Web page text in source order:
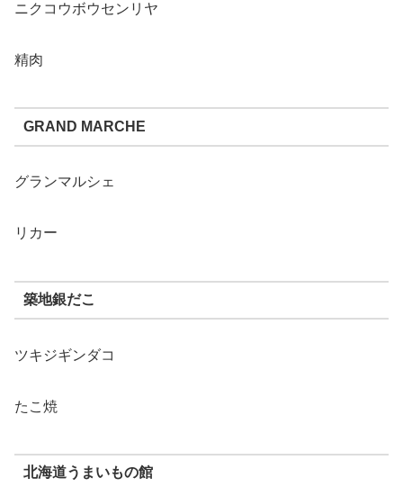
ニクコウボウセンリヤ
精肉
GRAND MARCHE
グランマルシェ
リカー
築地銀だこ
ツキジギンダコ
たこ焼
北海道うまいもの館